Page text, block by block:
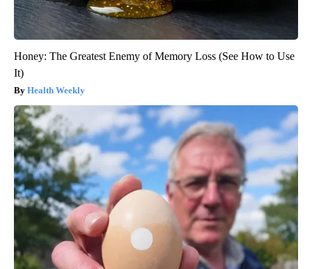
Honey: The Greatest Enemy of Memory Loss (See How to Use
It)
Health Weekly